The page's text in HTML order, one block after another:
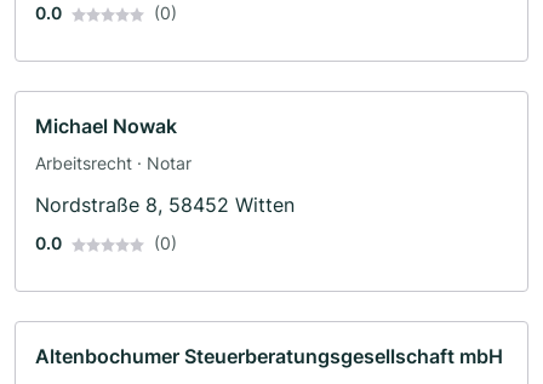
0.0 (0)
Michael Nowak
Arbeitsrecht · Notar
Nordstraße 8, 58452 Witten
0.0 (0)
Altenbochumer Steuerberatungsgesellschaft mbH